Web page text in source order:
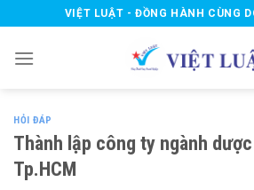
to
content
VIỆT LUẬT - ĐỒNG HÀNH CÙNG
HỎI ĐÁP
Thành lập công ty ngành
Tp.HCM